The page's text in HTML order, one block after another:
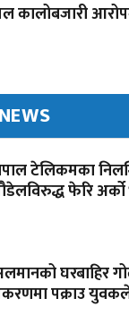
कालोबजारी
टेलिकमका
फेरि अर्को
घरबाहिर
पक्राउ